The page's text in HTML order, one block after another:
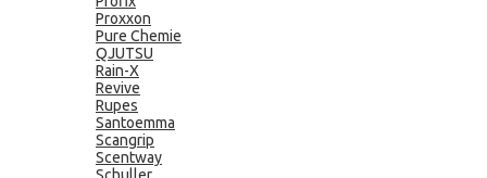
Proxxon
Pure Chemie
QJUTSU
Rain-X
Revive
Rupes
Santoemma
Scangrip
Scentway